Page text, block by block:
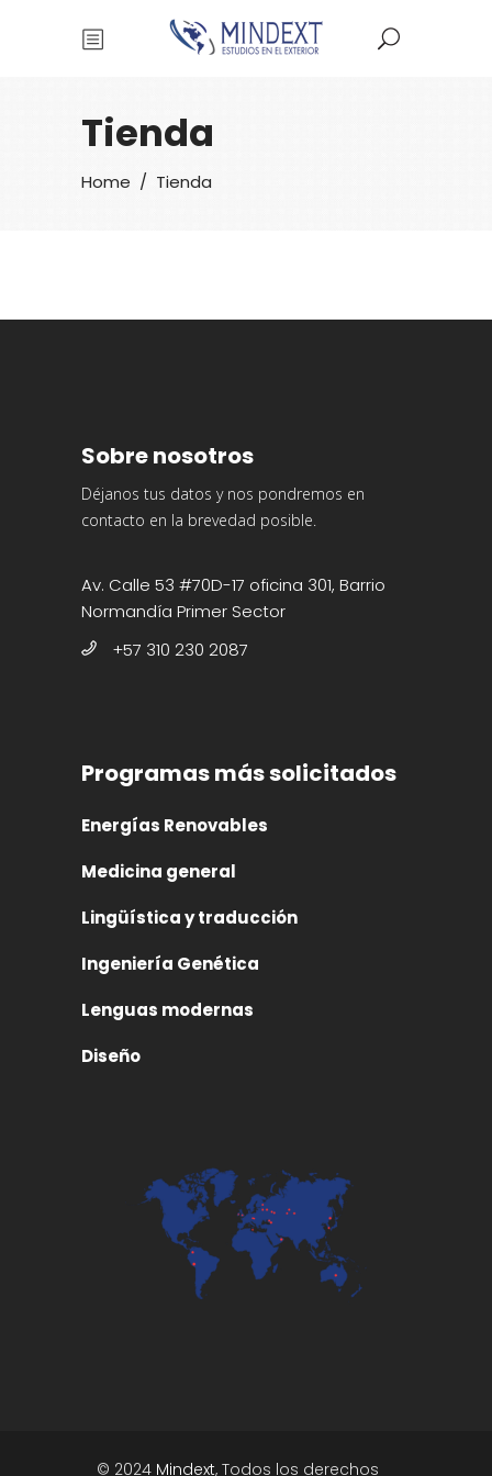
Tienda
Home / Tienda
Sobre nosotros
Déjanos tus datos y nos pondremos en
contacto en la brevedad posible.
Av. Calle 53 #70D-17 oficina 301, Barrio
Normandía Primer Sector
+57 310 230 2087
Programas más solicitados
Energías Renovables
Medicina general
Lingüística y traducción
Ingeniería Genética
Lenguas modernas
Diseño
© 2024 Mindext, Todos los derechos